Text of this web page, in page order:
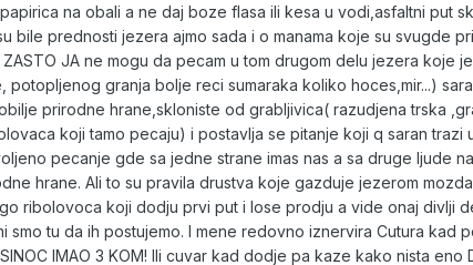
na obali a ne daj boze flasa ili kesa u vodi,asfaltni put
bile prednosti jezera ajmo sada i o manama koje su svugde
JA ne mogu da pecam u tom drugom delu jezera koje
potopljenog granja bolje reci sumaraka koliko hoces,mir...)
prirodne hrane,skloniste od grabljivica( razudjena trska
koji tamo pecaju) i postavlja se pitanje koji q saran trazi
pecanje gde sa jedne strane imas nas a sa druge ljude
hrane. Ali to su pravila drustva koje gazduje jezerom
ribolovoca koji dodju prvi put i lose prodju a vide onaj divlji
smo tu da ih postujemo. I mene redovno iznervira Cutura kad
IMAO 3 KOM! Ili cuvar kad dodje pa kaze kako nista